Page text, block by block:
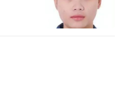
是起点，C++/并行